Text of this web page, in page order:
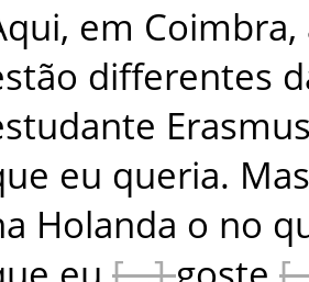
, em Coimbra,
differentes
eu queria. Mas
Holanda o no